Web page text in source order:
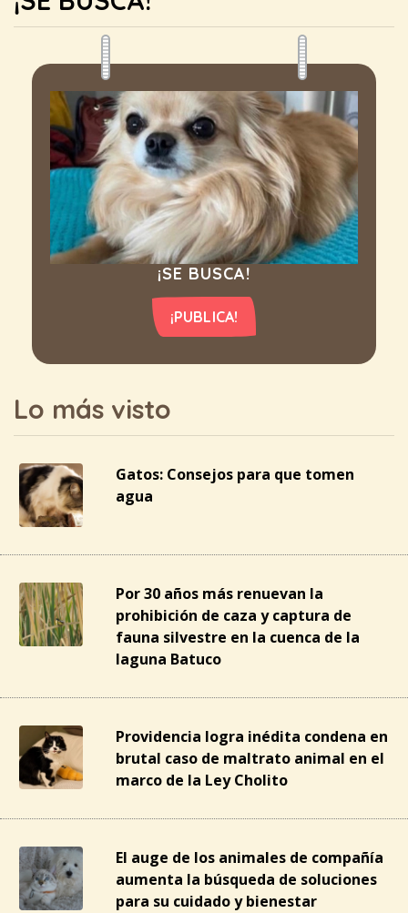
¡SE BUSCA!
¡PUBLICA!
Lo más visto
Gatos: Consejos para que tomen
agua
Por 30 años más renuevan la
prohibición de caza y captura de
fauna silvestre en la cuenca de la
laguna Batuco
Providencia logra inédita condena en
brutal caso de maltrato animal en el
marco de la Ley Cholito
El auge de los animales de compañía
aumenta la búsqueda de soluciones
para su cuidado y bienestar